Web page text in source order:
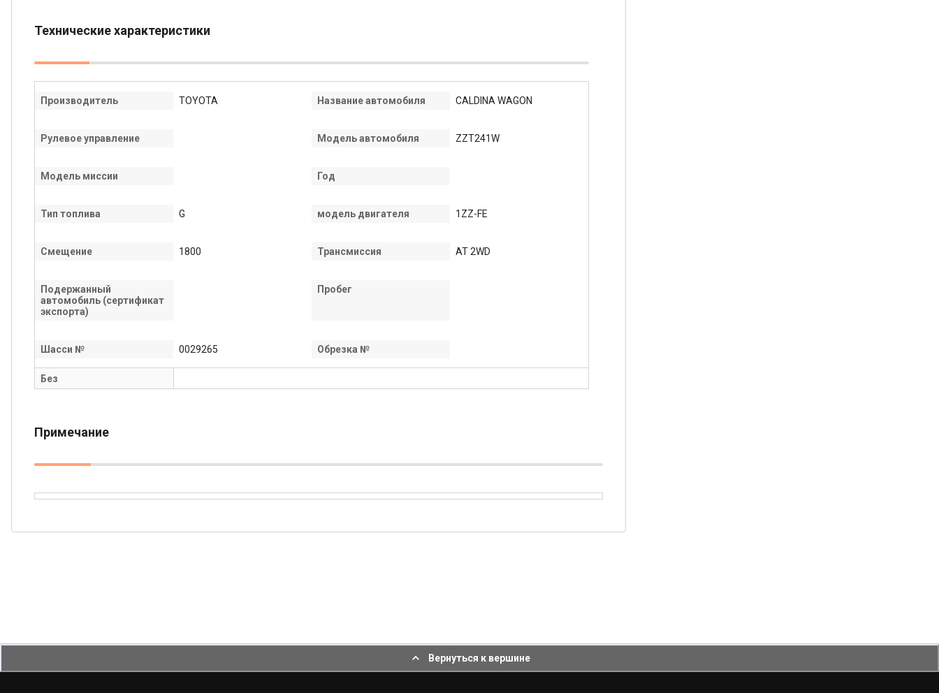
Технические характеристики
Производитель TOYOTA Название автомобиля CALDINA WAGON
Рулевое управление Модель автомобиля ZZT241W
Модель миссии Год
Тип топлива G модель двигателя 1ZZ-FE
Смещение 1800 Трансмиссия AT 2WD
Подержанный
автомобиль (сертификат
экспорта)
Пробег
Шасси № 0029265 Обрезка №
Без
Примечание
Вернуться к вершине